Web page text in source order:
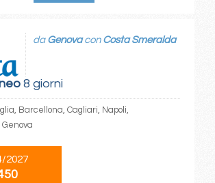
8 giorni
da Genovacon Costa Smeralda
Barcellona, Cagliari, Napoli,
2027